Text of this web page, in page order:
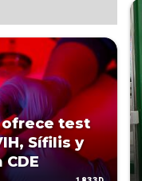
test
Sífilis y